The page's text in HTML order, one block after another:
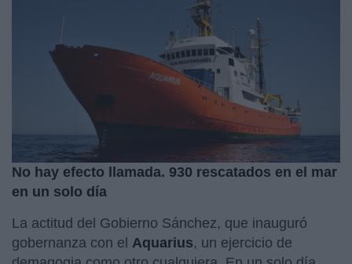
No hay efecto llamada. 930 rescatados en el mar
en un solo día
La actitud del Gobierno Sánchez, que inauguró
gobernanza con el Aquarius, un ejercicio de